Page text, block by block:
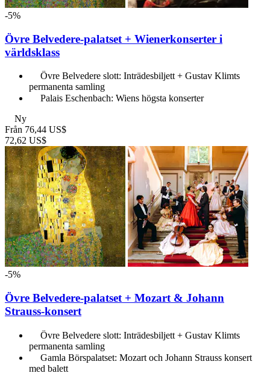
-5%
Övre Belvedere-palatset + Wienerkonserter i
världsklass
Övre Belvedere slott: Inträdesbiljett + Gustav Klimts
permanenta samling
Palais Eschenbach: Wiens högsta konserter
Ny
Från 76,44 US$
72,62 US$
-5%
Övre Belvedere-palatset + Mozart & Johann
Strauss-konsert
Övre Belvedere slott: Inträdesbiljett + Gustav Klimts
permanenta samling
Gamla Börspalatset: Mozart och Johann Strauss konsert
med balett